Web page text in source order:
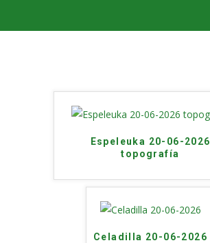
Espeleuka 20-06-2026
topografía
Celadilla 20-06-2026